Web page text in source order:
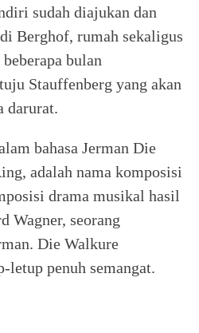
sudah diajukan dan
Berghof, rumah sekaligus
bulan
Stauffenberg yang akan
darurat.
bahasa Jerman Die
adalah nama komposisi
drama musikal hasil
Wagner, seorang
Die Walkure
letup penuh semangat.